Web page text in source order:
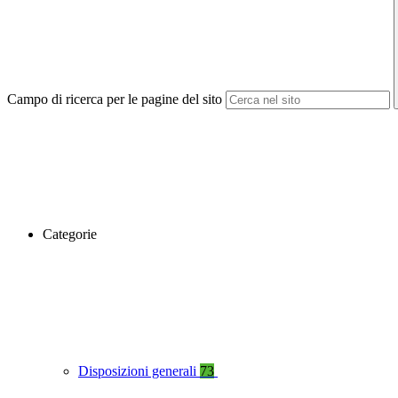
Campo di ricerca per le pagine del sito
Categorie
Disposizioni generali 73